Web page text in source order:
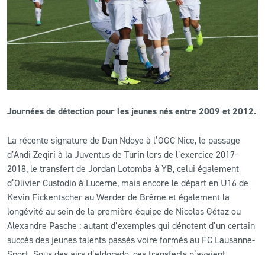
CLUB
CONTACT
ACTUALITÉS
LS E-SHOP
L’APP DU LS
LS ACADEMY CAMPS
MATCH DES CELEBRITES
PRESSE ET MEDIAS
Journées de détection pour les jeunes nés entre 2009 et 2012.
La récente signature de Dan Ndoye à l’OGC Nice, le passage
d’Andi Zeqiri à la Juventus de Turin lors de l’exercice 2017-
2018, le transfert de Jordan Lotomba à YB, celui également
d’Olivier Custodio à Lucerne, mais encore le départ en U16 de
Kevin Fickentscher au Werder de Brême et également la
longévité au sein de la première équipe de Nicolas Gétaz ou
Alexandre Pasche : autant d’exemples qui dénotent d’un certain
succès des jeunes talents passés voire formés au FC Lausanne-